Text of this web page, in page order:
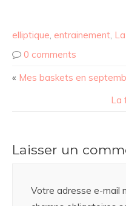
elliptique, entrainement,
0 comments
« Mes baskets en
La
Laisser un
Votre adresse e-mail